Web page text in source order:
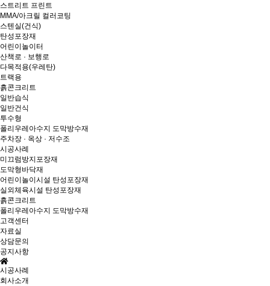
스트리트 프린트
MMA/아크릴 컬러코팅
스텐실(건식)
탄성포장재
어린이놀이터
산책로 · 보행로
다목적용(우레탄)
트랙용
흙콘크리트
일반습식
일반건식
투수형
폴리우레아수지 도막방수재
주차장 · 옥상 · 저수조
시공사례
미끄럼방지포장재
도막형바닥재
어린이놀이시설 탄성포장재
실외체육시설 탄성포장재
흙콘크리트
폴리우레아수지 도막방수재
고객센터
자료실
상담문의
공지사항
시공사례
회사소개